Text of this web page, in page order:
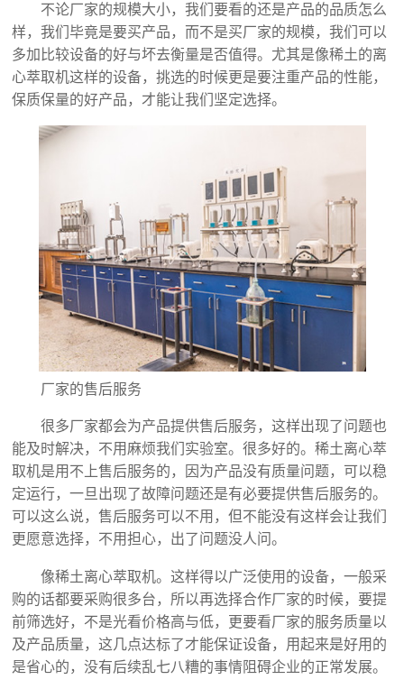
不论厂家的规模大小，我们要看的还是产品的品质怎么
样，我们毕竟是要买产品，而不是买厂家的规模，我们可以
多加比较设备的好与坏去衡量是否值得。尤其是像稀土的离
心萃取机这样的设备，挑选的时候更是要注重产品的性能，
保质保量的好产品，才能让我们坚定选择。
厂家的售后服务
很多厂家都会为产品提供售后服务，这样出现了问题也
能及时解决，不用麻烦我们实验室。很多好的。稀土离心萃
取机是用不上售后服务的，因为产品没有质量问题，可以稳
定运行，一旦出现了故障问题还是有必要提供售后服务的。
可以这么说，售后服务可以不用，但不能没有这样会让我们
更愿意选择，不用担心，出了问题没人问。
像稀土离心萃取机。这样得以广泛使用的设备，一般采
购的话都要采购很多台，所以再选择合作厂家的时候，要提
前筛选好，不是光看价格高与低，更要看厂家的服务质量以
及产品质量，这几点达标了才能保证设备，用起来是好用的
是省心的，没有后续乱七八糟的事情阻碍企业的正常发展。